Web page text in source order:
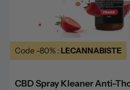
Code -80% : LECANNABISTE
CBD Spray Kleaner Anti-